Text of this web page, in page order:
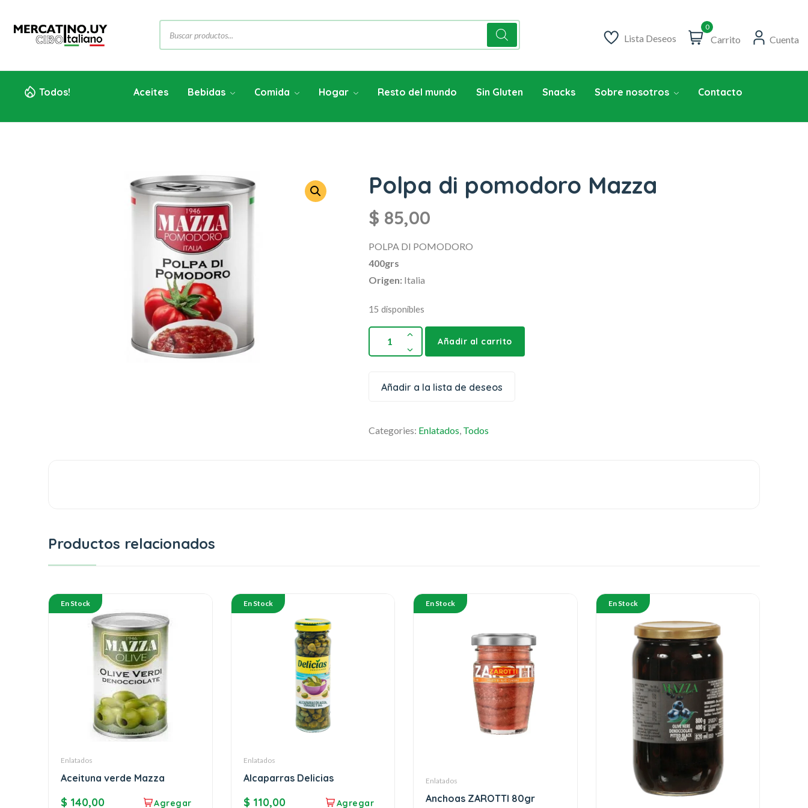
Lista Deseos
0
Carrito Cuenta
Todos! Aceites Bebidas Comida Hogar Resto del mundo Sin Gluten Snacks Sobre nosotros Contacto
Polpa di pomodoro Mazza
$ 85,00
POLPA DI POMODORO
400grs
Origen: Italia
15 disponibles
Añadir al carrito
Añadir a la lista de deseos
Categories: Enlatados Todos
Productos relacionados
En Stock
Enlatados
Aceituna verde Mazza
$ 140,00
En Stock
Enlatados
Alcaparras Delicias
$110,00
En Stock
Enlatados
Anchoas ZAROTTI 80gr
En Stock